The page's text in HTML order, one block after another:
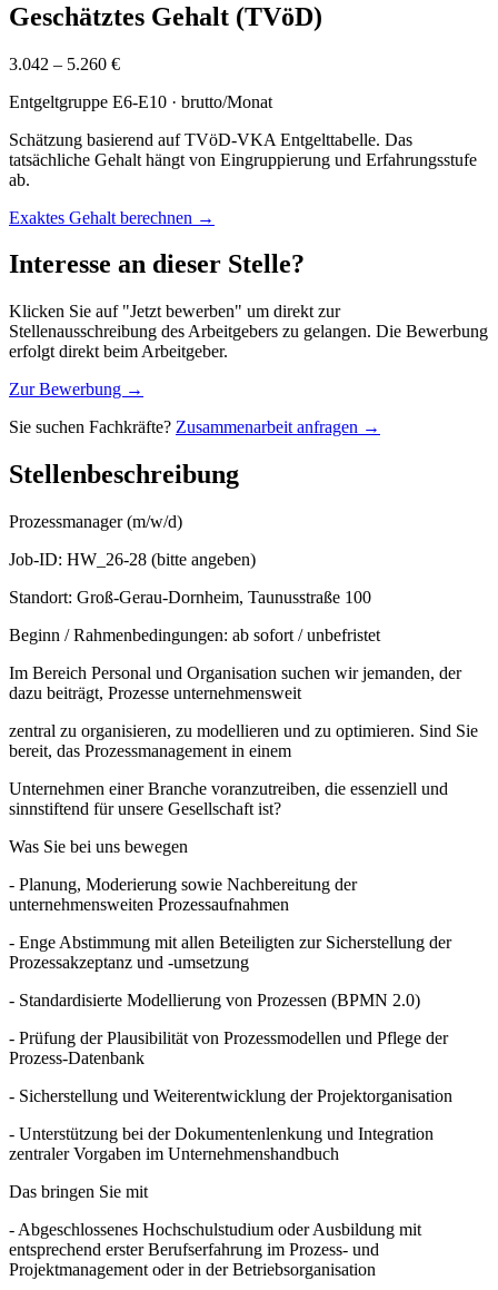
Geschätztes Gehalt (TVöD)
3.042 – 5.260 €
Entgeltgruppe E6-E10 · brutto/Monat
Schätzung basierend auf TVöD-VKA Entgelttabelle. Das
tatsächliche Gehalt hängt von Eingruppierung und Erfahrungsstufe
ab.
Exaktes Gehalt berechnen →
Interesse an dieser Stelle?
Klicken Sie auf "Jetzt bewerben" um direkt zur
Stellenausschreibung des Arbeitgebers zu gelangen. Die Bewerbung
erfolgt direkt beim Arbeitgeber.
Zur Bewerbung →
Sie suchen Fachkräfte? Zusammenarbeit anfragen →
Stellenbeschreibung
Prozessmanager (m/w/d)
Job-ID: HW_26-28 (bitte angeben)
Standort: Groß-Gerau-Dornheim, Taunusstraße 100
Beginn / Rahmenbedingungen: ab sofort / unbefristet
Im Bereich Personal und Organisation suchen wir jemanden, der
dazu beiträgt, Prozesse unternehmensweit
zentral zu organisieren, zu modellieren und zu optimieren. Sind Sie
bereit, das Prozessmanagement in einem
Unternehmen einer Branche voranzutreiben, die essenziell und
sinnstiftend für unsere Gesellschaft ist?
Was Sie bei uns bewegen
- Planung, Moderierung sowie Nachbereitung der
unternehmensweiten Prozessaufnahmen
- Enge Abstimmung mit allen Beteiligten zur Sicherstellung der
Prozessakzeptanz und -umsetzung
- Standardisierte Modellierung von Prozessen (BPMN 2.0)
- Prüfung der Plausibilität von Prozessmodellen und Pflege der
Prozess-Datenbank
- Sicherstellung und Weiterentwicklung der Projektorganisation
- Unterstützung bei der Dokumentenlenkung und Integration
zentraler Vorgaben im Unternehmenshandbuch
Das bringen Sie mit
- Abgeschlossenes Hochschulstudium oder Ausbildung mit
entsprechend erster Berufserfahrung im Prozess- und
Projektmanagement oder in der Betriebsorganisation